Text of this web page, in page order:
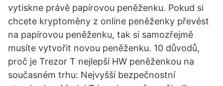
vytiskne právě papírovou peněženku. Pokud si
chcete kryptoměny z online peněženky převést
na papírovou peněženku, tak si samozřejmě
musíte vytvořit novou peněženku. 10 důvodů,
proč je Trezor T nejlepší HW peněženkou na
současném trhu: Nejvyšší bezpečnostní